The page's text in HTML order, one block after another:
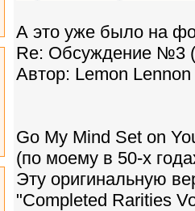
А это уже было на
Re: Обсуждение №3
Автор: Lemon
Go My Mind Set on
(по моему в 50-х
Эту оригинальную
"Completed Rarities